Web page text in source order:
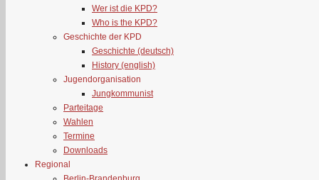
Wer ist die KPD?
Who is the KPD?
Geschichte der KPD
Geschichte (deutsch)
History (english)
Jugendorganisation
Jungkommunist
Parteitage
Wahlen
Termine
Downloads
Regional